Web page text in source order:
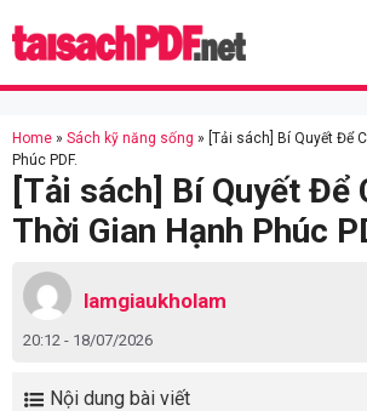
to
Home » Sách kỹ năng sống » [Tải sách] Bí Quyết Để
Phúc PDF.
[Tải sách] Bí Quyết Để
Thời Gian Hạnh Phúc
lamgiaukholam
20:12 - 18/07/2026
Nội dung bài viết